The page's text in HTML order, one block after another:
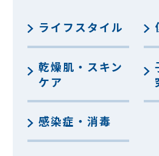
ライフスタイル
乾燥肌・スキン
ケア
感染症・消毒